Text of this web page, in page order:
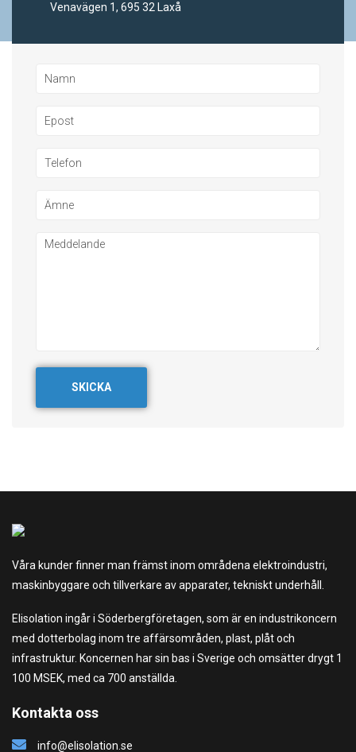
Venavägen 1, 695 32 Laxå
SKICKA
Våra kunder finner man främst inom områdena elektroindustri,
maskinbyggare och tillverkare av apparater, tekniskt underhåll.
Elisolation ingår i Söderbergföretagen, som är en industrikoncern
med dotterbolag inom tre affärsområden, plast, plåt och
infrastruktur. Koncernen har sin bas i Sverige och omsätter drygt 1
100 MSEK, med ca 700 anställda.
Kontakta oss
info@elisolation.se